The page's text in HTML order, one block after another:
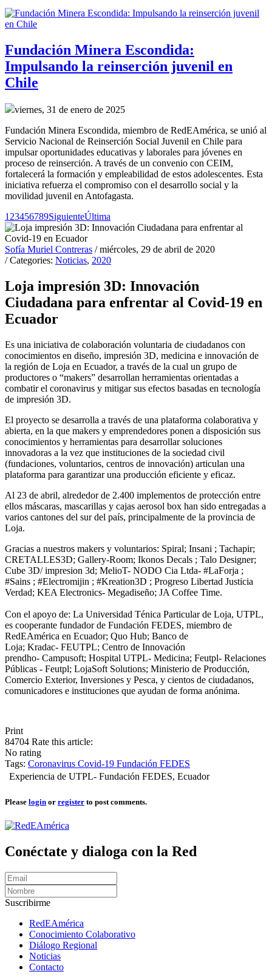
Fundación Minera Escondida:
Impulsando la reinserción juvenil en
Chile
viernes, 31 de enero de 2025
Fundación Minera Escondida, miembro de RedEAmérica, se unió al
Servicio Nacional de Reinserción Social Juvenil en Chile para
impulsar oportunidades educativas y laborales para jóvenes en
proceso de reinserción. A través de un convenio con CEIM,
fortalecerá la formación y empleabilidad de estos adolescentes. Esta
iniciativa refuerza el compromiso con el desarrollo social y la
movilidad juvenil en Antofagasta.
1 23456789SiguienteÚltima
Sofía Muriel Contreras / miércoles, 29 de abril de 2020
/ Categories: Noticias, 2020
Loja impresión 3D: Innovación
Ciudadana para enfrentar al Covid-19 en
Ecuador
Es una iniciativa de colaboración voluntaria de ciudadanos con
conocimientos en diseño, impresión 3D, medicina e innovación de
la región de Loja en Ecuador, a través de la cual un grupo de
productores o “makers” desarrollan herramientas orientadas a
combatir el coronavirus y mitigar sus efectos basadas en tecnología
de impresión 3D.
El proyecto se desarrolla a través de una plataforma colaborativa y
abierta, en la que makers y emprendedores ponen a disposición sus
conocimientos y herramientas para desarrollar soluciones
innovadoras a la vez que instituciones de la sociedad civil
(fundaciones, voluntarios, centros de innovación) articulan una
plataforma para garantizar una producción eficiente y eficaz.
Al 23 de abril, alrededor de 2.400 implementos de protección entre
ellos máscaras, mascarillas y cajas aerosol box han sido entregadas a
varios cantones del sur del país, principalmente de la provincia de
Loja.
Gracias a nuestros makers y voluntarios: Spiral; Insani ; Tachapir;
CRETALLES3D; Gallery-Room; Ikonos Decals ; Talo Designer;
Cube 3D/ impresion 3d; MelioT- NODO Cia Ltda- #LaForja ;
#Sains ; #Electromijin ; #Kreation3D ; Progreso Libertad Justicia
Verdad; KEA Electronics- Megadiseño; JA Coffee Time.
Con el apoyo de: La Universidad Ténica Particular de Loja, UTPL,
es cooperante fundador de Fundación FEDES, miembro de
RedEAmérica en Ecuador; Quo Hub; Banco de
Loja; Kradac- FEUTPL; Centro de Innovación
prendho- Campusoft; Hospital UTPL- Medicina; Feutpl- Relaciones
Públicas - Feutpl; LojaSoft Solutions; Ministerio de Producción,
Comercio Exterior, Inversiones y Pesca, y cientos de ciudadanos,
comunicadores e instituciones que ayudan de forma anónima.
Print
84704 Rate this article:
No rating
Tags: Coronavirus Covid-19 Fundación FEDES
Experiencia de UTPL- Fundación FEDES, Ecuador
Please login or register to post comments.
Conéctate y dialoga con la Red
Suscribirme
RedEAmérica
Conocimiento Colaborativo
Diálogo Regional
Noticias
Contacto